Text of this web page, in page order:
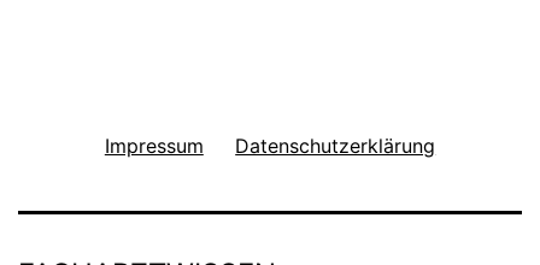
Impressum Datenschutzerklärung